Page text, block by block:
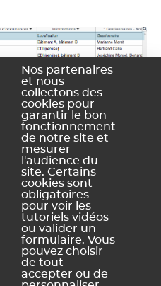
a été utile ?
Pas vraiment
Nos partenaires
et nous
collectons des
cookies pour
garantir le bon
fonctionnement
de notre site et
mesurer
l'audience du
site. Certains
cookies sont
obligatoires
pour voir les
tutoriels vidéos
ou valider un
formulaire. Vous
pouvez choisir
de tout
accepter ou de